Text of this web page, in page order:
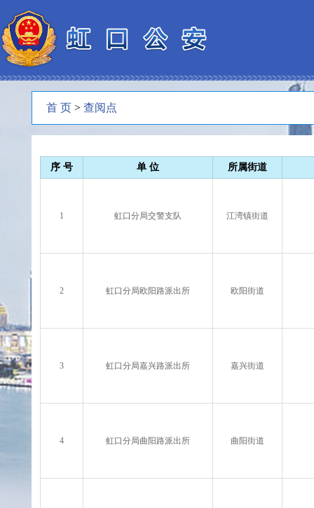
首 页 > 查阅点
序 号 单 位 所属街道
1 虹口分局交警支队 江湾镇街道
2 虹口分局欧阳路派出所 欧阳街道
3 虹口分局嘉兴路派出所 嘉兴街道
4 虹口分局曲阳路派出所 曲阳街道